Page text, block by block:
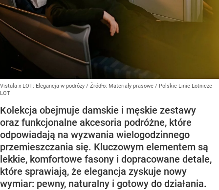
Vistula x LOT: Elegancja w podróży / Źródło: Materiały prasowe / Polskie Linie Lotnicze
LOT
Kolekcja obejmuje damskie i męskie zestawy
oraz funkcjonalne akcesoria podróżne, które
odpowiadają na wyzwania wielogodzinnego
przemieszczania się. Kluczowym elementem są
lekkie, komfortowe fasony i dopracowane detale,
które sprawiają, że elegancja zyskuje nowy
wymiar: pewny, naturalny i gotowy do działania.